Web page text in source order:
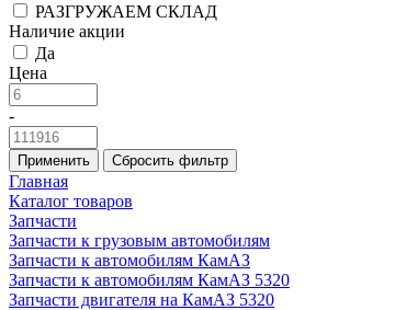
РАЗГРУЖАЕМ СКЛАД
Наличие акции
Да
Цена
-
Применить Сбросить фильтр
Главная
Каталог товаров
Запчасти
Запчасти к грузовым автомобилям
Запчасти к автомобилям КамАЗ
Запчасти к автомобилям КамАЗ 5320
Запчасти двигателя на КамАЗ 5320